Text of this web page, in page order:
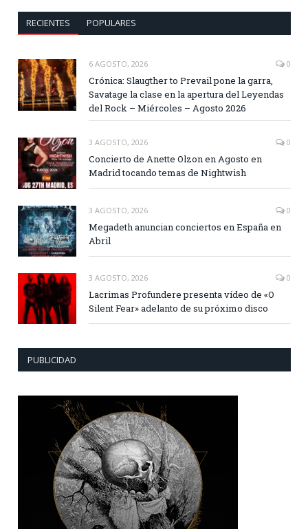
RECIENTES POPULARES
6 AGOSTO, 2026 0
Crónica: Slaugther to Prevail pone la garra,
Savatage la clase en la apertura del Leyendas
del Rock – Miércoles – Agosto 2026
3 AGOSTO, 2026 0
Concierto de Anette Olzon en Agosto en
Madrid tocando temas de Nightwish
3 AGOSTO, 2026 0
Megadeth anuncian conciertos en España en
Abril
3 AGOSTO, 2026 0
Lacrimas Profundere presenta vídeo de «O
Silent Fear» adelanto de su próximo disco
PUBLICIDAD